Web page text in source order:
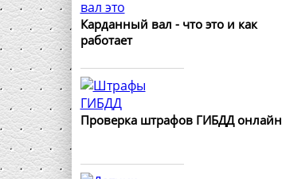
Карданный вал - что это и как
работает
Проверка штрафов ГИБДД онлайн